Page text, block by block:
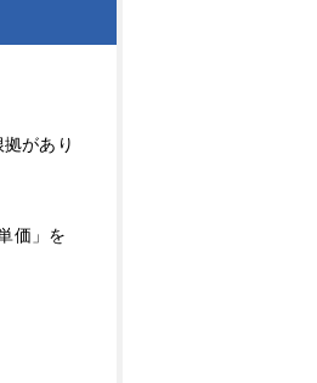
があり
価」を